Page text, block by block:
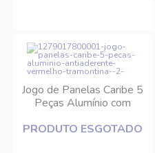
Jogo de Panelas Caribe 5
Peças Alumínio com
Tramontina
PRODUTO ESGOTADO